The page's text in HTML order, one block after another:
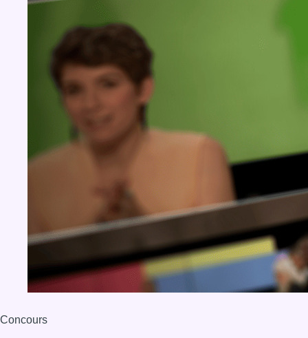
Concours